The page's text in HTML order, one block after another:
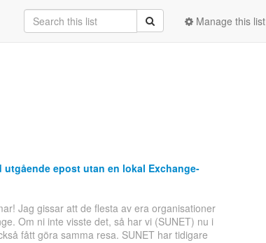
Manage this list
utgående epost utan en lokal Exchange-
Jag gissar att de flesta av era organisationer
Om ni inte visste det, så har vi (SUNET) nu i
fått göra samma resa. SUNET har tidigare